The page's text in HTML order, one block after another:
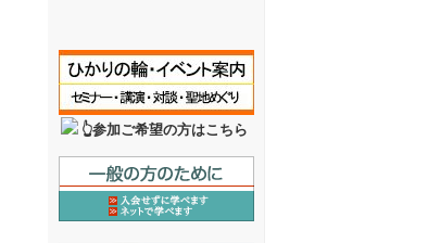
👆参加ご希望の方はこちら